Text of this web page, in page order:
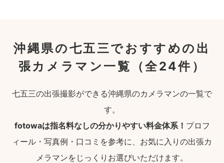
沖縄県の七五三でおすすめの出
張カメラマン一覧
（全24件）
七五三の出張撮影ができる沖縄県のカメラマンの一覧で
す。
fotowaは指名料なしの分かりやすい料金体系！ プロフ
ィール・写真例・口コミを参考に、お気に入りの出張カ
メラマンをじっくりお選びいただけます。